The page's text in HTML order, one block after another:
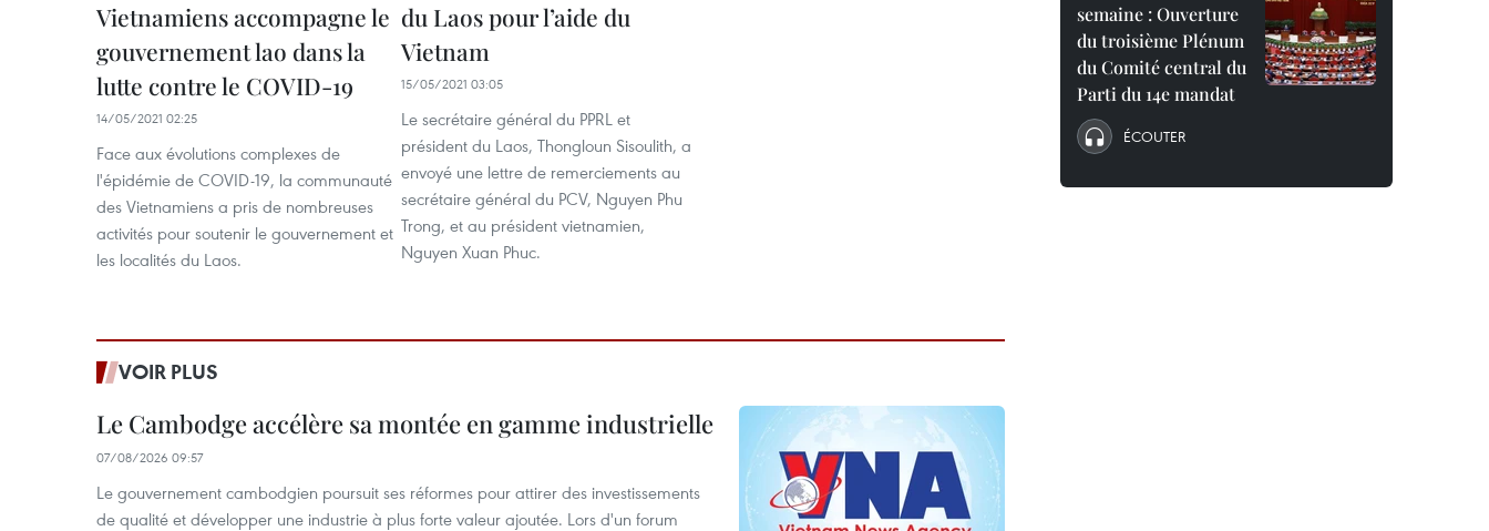
Vietnamiens accompagne le
gouvernement lao dans la
lutte contre le COVID-19
14/05/2021 02:25
Face aux évolutions complexes de
l'épidémie de COVID-19, la communauté
des Vietnamiens a pris de nombreuses
activités pour soutenir le gouvernement et
les localités du Laos.
du Laos pour l’aide du
Vietnam
15/05/2021 03:05
Le secrétaire général du PPRL et
président du Laos, Thongloun Sisoulith, a
envoyé une lettre de remerciements au
secrétaire général du PCV, Nguyen Phu
Trong, et au président vietnamien,
Nguyen Xuan Phuc.
VOIR PLUS
Le Cambodge accélère sa montée en gamme industrielle
07/08/2026 09:57
Le gouvernement cambodgien poursuit ses réformes pour attirer des investissements
de qualité et développer une industrie à plus forte valeur ajoutée. Lors d'un forum
semaine : Ouverture
du troisième Plénum
du Comité central du
Parti du 14e mandat
ÉCOUTER